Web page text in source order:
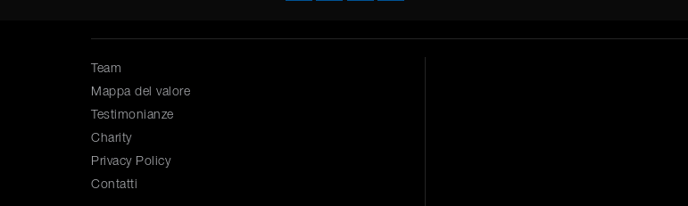
Team
Mappa del valore
Testimonianze
Charity
Privacy Policy
Contatti